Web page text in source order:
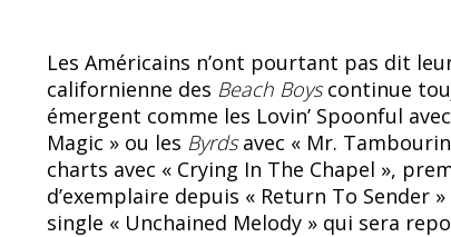
Les Américains n’ont pourtant pas dit
californienne des Beach Boyscontinue
émergent comme les Lovin’ Spoonful
Magic » ou les Byrdsavec « Mr.
charts avec « Crying In The Chapel »,
d’exemplaire depuis « Return To Sender »
single « Unchained Melody » qui sera